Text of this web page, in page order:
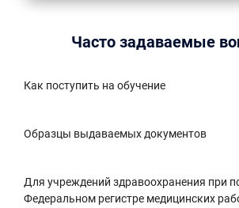
Часто задаваемые
Как поступить на обучение
Образцы выдаваемых документов
Для учреждений здравоохранения при
Федеральном регистре медицинских